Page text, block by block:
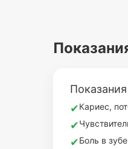
Показания
✔Кариес,
✔
✔Боль в